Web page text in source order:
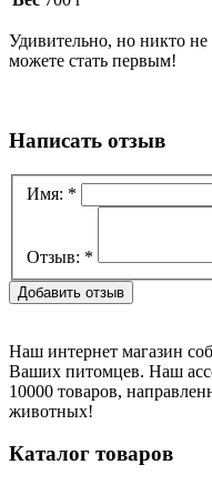
Удивительно, но никто
можете стать первым!
Написать отзыв
Имя: *
Отзыв: *
Наш интернет магазин
Ваших питомцев. Наш
10000 товаров,
животных!
Каталог товаров